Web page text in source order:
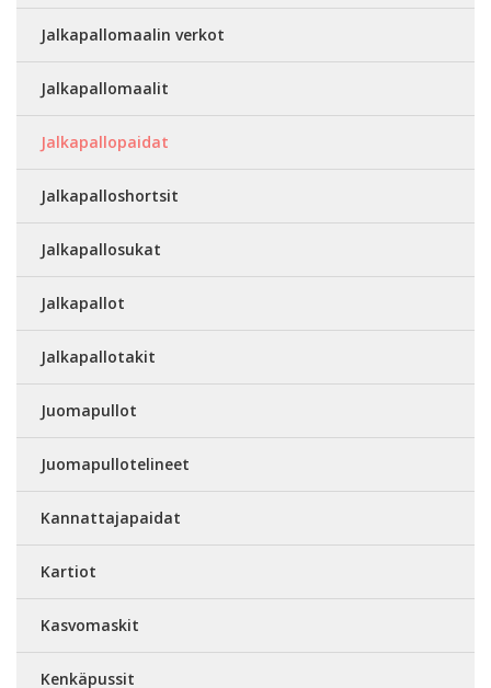
Jalkapallomaalin verkot
Jalkapallomaalit
Jalkapallopaidat
Jalkapalloshortsit
Jalkapallosukat
Jalkapallot
Jalkapallotakit
Juomapullot
Juomapullotelineet
Kannattajapaidat
Kartiot
Kasvomaskit
Kenkäpussit